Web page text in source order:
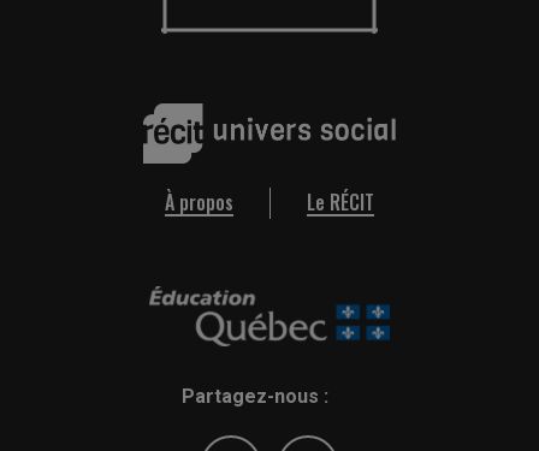
À propos Le RÉCIT
Partagez-nous :